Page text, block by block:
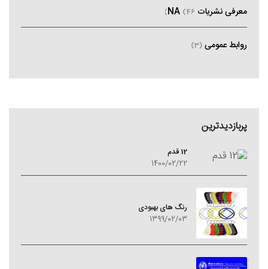
معرفی نشریات NA (46)
روابط عمومی (3)
پربازدیدترین
12 قدم
1400/02/22
رنگ های بهبودی
1399/02/03